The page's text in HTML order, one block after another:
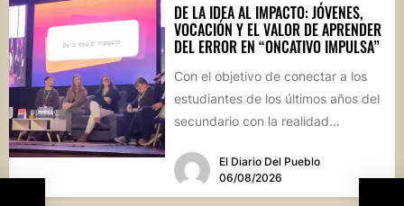
DE LA IDEA AL IMPACTO: JÓVENES,
VOCACIÓN Y EL VALOR DE APRENDER
DEL ERROR EN “ONCATIVO IMPULSA”
Con el objetivo de conectar a los
estudiantes de los últimos años del
secundario con la realidad
El Diario Del Pueblo
06/08/2026